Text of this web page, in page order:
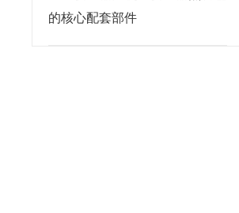
的核心配套部件